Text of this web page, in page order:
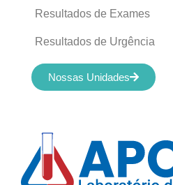
Resultados de Exames
Resultados de Urgência
Nossas Unidades